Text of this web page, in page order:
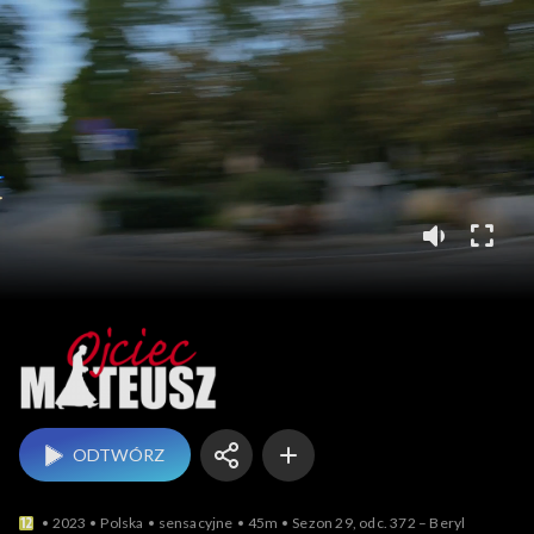
Ojciec Mateusz
ODTWÓRZ
2023 Polska sensacyjne 45m Sezon 29, odc. 372 – Beryl